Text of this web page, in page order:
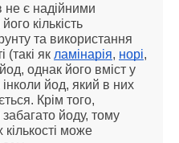
не є надійними
кількість
та використання
(такі як ламінарія, норі,
однак його вміст у
йод, який в них
Крім того,
йоду, тому
кількості може